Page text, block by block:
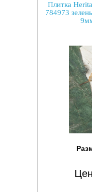
Плитка
784973